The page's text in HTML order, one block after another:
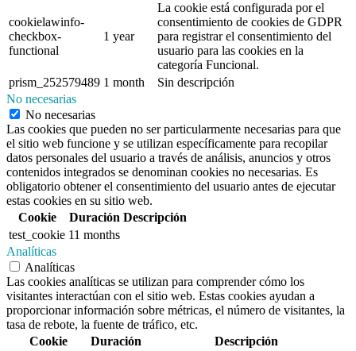
cookielawinfo-
checkbox-
functional
1 year
La cookie está configurada por el
consentimiento de cookies de GDPR
para registrar el consentimiento del
usuario para las cookies en la
categoría Funcional.
prism_252579489 1 month
Sin descripción
No necesarias
No necesarias
Las cookies que pueden no ser particularmente necesarias para que
el sitio web funcione y se utilizan específicamente para recopilar
datos personales del usuario a través de análisis, anuncios y otros
contenidos integrados se denominan cookies no necesarias. Es
obligatorio obtener el consentimiento del usuario antes de ejecutar
estas cookies en su sitio web.
Cookie
Duración Descripción
test_cookie 11 months
Analíticas
Analíticas
Las cookies analíticas se utilizan para comprender cómo los
visitantes interactúan con el sitio web. Estas cookies ayudan a
proporcionar información sobre métricas, el número de visitantes, la
tasa de rebote, la fuente de tráfico, etc.
Cookie
Duración Descripción